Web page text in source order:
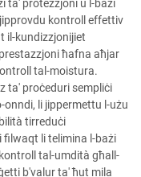
ta' protezzjoni u l-bażi
kontroll effettiv
il-kundizzjonijiet
ħafna aħjar
tal-moistura.
ta' proċeduri sempliċi
li jippermettu l-użu
tirreduċi
li telimina l-bażi
tal-umdità għall-
b'valur ta' ħut mila